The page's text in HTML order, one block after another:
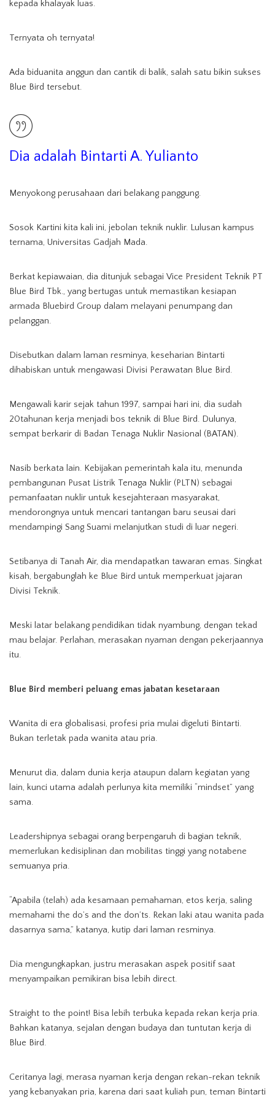
kepada khalayak luas.
Ternyata oh ternyata!
Ada biduanita anggun dan cantik di balik, salah satu bikin sukses
Blue Bird tersebut.
Dia adalah Bintarti A. Yulianto
Menyokong perusahaan dari belakang panggung.
Sosok Kartini kita kali ini, jebolan teknik nuklir. Lulusan kampus
ternama, Universitas Gadjah Mada.
Berkat kepiawaian, dia ditunjuk sebagai Vice President Teknik PT
Blue Bird Tbk., yang bertugas untuk memastikan kesiapan
armada Bluebird Group dalam melayani penumpang dan
pelanggan.
Disebutkan dalam laman resminya, keseharian Bintarti
dihabiskan untuk mengawasi Divisi Perawatan Blue Bird.
Mengawali karir sejak tahun 1997, sampai hari ini, dia sudah
20tahunan kerja menjadi bos teknik di Blue Bird. Dulunya,
sempat berkarir di Badan Tenaga Nuklir Nasional (BATAN).
Nasib berkata lain. Kebijakan pemerintah kala itu, menunda
pembangunan Pusat Listrik Tenaga Nuklir (PLTN) sebagai
pemanfaatan nuklir untuk kesejahteraan masyarakat,
mendorongnya untuk mencari tantangan baru seusai dari
mendampingi Sang Suami melanjutkan studi di luar negeri.
Setibanya di Tanah Air, dia mendapatkan tawaran emas. Singkat
kisah, bergabunglah ke Blue Bird untuk memperkuat jajaran
Divisi Teknik.
Meski latar belakang pendidikan tidak nyambung, dengan tekad
mau belajar. Perlahan, merasakan nyaman dengan pekerjaannya
itu.
Blue Bird memberi peluang emas jabatan kesetaraan
Wanita di era globalisasi, profesi pria mulai digeluti Bintarti.
Bukan terletak pada wanita atau pria.
Menurut dia, dalam dunia kerja ataupun dalam kegiatan yang
lain, kunci utama adalah perlunya kita memiliki “mindset” yang
sama.
Leadershipnya sebagai orang berpengaruh di bagian teknik,
memerlukan kedisiplinan dan mobilitas tinggi yang notabene
semuanya pria.
“Apabila (telah) ada kesamaan pemahaman, etos kerja, saling
memahami the do’s and the don’ts. Rekan laki atau wanita pada
dasarnya sama,” katanya, kutip dari laman resminya.
Dia mengungkapkan, justru merasakan aspek positif saat
menyampaikan pemikiran bisa lebih direct.
Straight to the point! Bisa lebih terbuka kepada rekan kerja pria.
Bahkan katanya, sejalan dengan budaya dan tuntutan kerja di
Blue Bird.
Ceritanya lagi, merasa nyaman kerja dengan rekan-rekan teknik
yang kebanyakan pria, karena dari saat kuliah pun, teman Bintarti